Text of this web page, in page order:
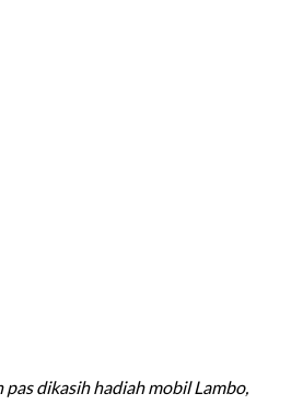
pas dikasih hadiah mobil Lambo,